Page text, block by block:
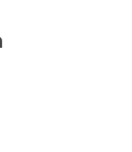
tersebut yaitu
tahun anggaran
rutin